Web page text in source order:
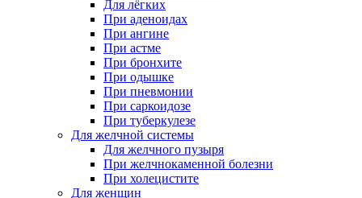
Для лёгких
При аденоидах
При ангине
При астме
При бронхите
При одышке
При пневмонии
При саркоидозе
При туберкулезе
Для желчной системы
Для желчного пузыря
При желчнокаменной болезни
При холецистите
Для женщин